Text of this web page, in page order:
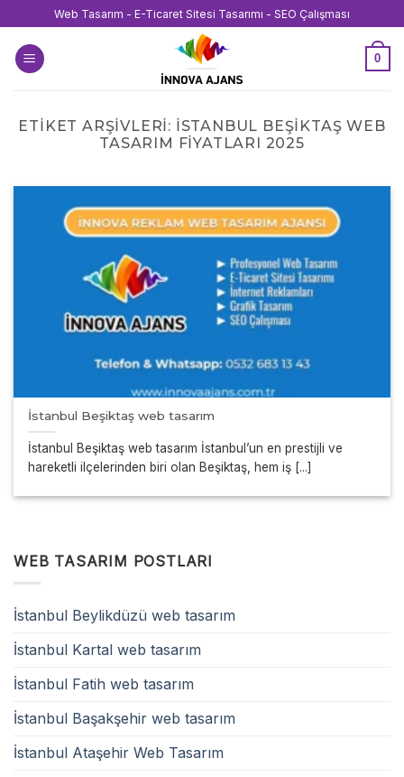
atla
Web Tasarım - E-Ticaret Sitesi Tasarımı - SEO Çalışması
0
ETIKET ARŞIVLERI: İSTANBUL BEŞIKTAŞ WEB
TASARIM FIYATLARI 2025
İstanbul Beşiktaş web tasarım
İstanbul Beşiktaş web tasarım İstanbul’un en prestijli ve
hareketli ilçelerinden biri olan Beşiktaş, hem iş [...]
WEB TASARIM POSTLARI
İstanbul Beylikdüzü web tasarım
İstanbul Kartal web tasarım
İstanbul Fatih web tasarım
İstanbul Başakşehir web tasarım
İstanbul Ataşehir Web Tasarım